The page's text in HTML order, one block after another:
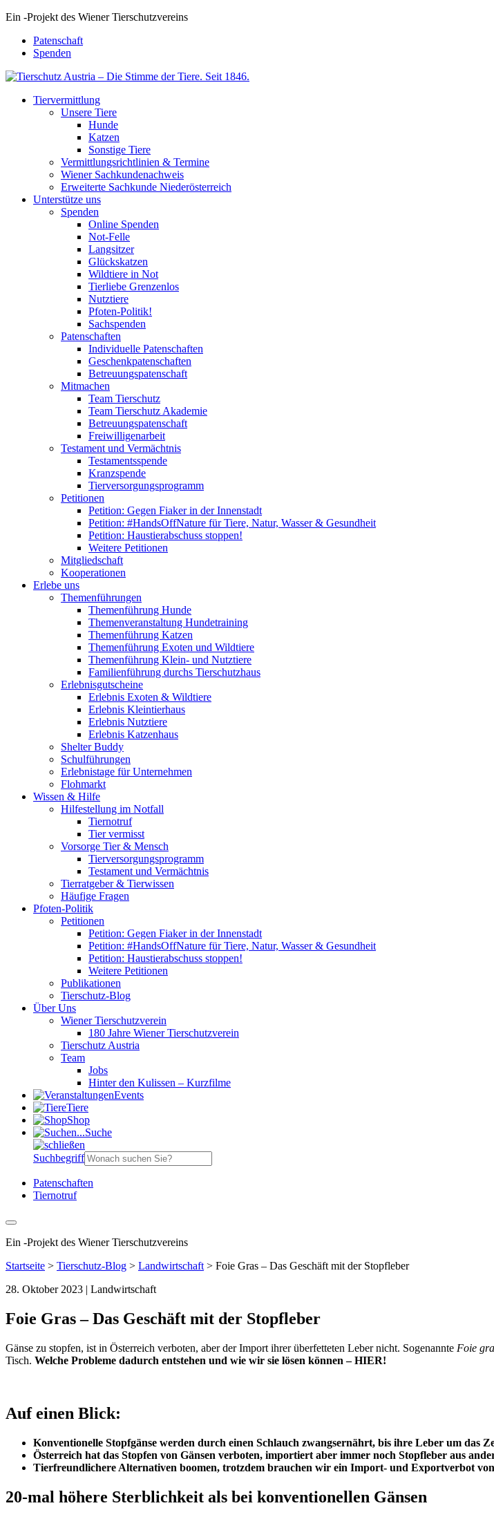
Ein -Projekt des Wiener Tierschutzvereins
Patenschaft
Spenden
Tiervermittlung
Unsere Tiere
Hunde
Katzen
Sonstige Tiere
Vermittlungsrichtlinien & Termine
Wiener Sachkundenachweis
Erweiterte Sachkunde Niederösterreich
Unterstütze uns
Spenden
Online Spenden
Not-Felle
Langsitzer
Glückskatzen
Wildtiere in Not
Tierliebe Grenzenlos
Nutztiere
Pfoten-Politik!
Sachspenden
Patenschaften
Individuelle Patenschaften
Geschenkpatenschaften
Betreuungspatenschaft
Mitmachen
Team Tierschutz
Team Tierschutz Akademie
Betreuungspatenschaft
Freiwilligenarbeit
Testament und Vermächtnis
Testamentsspende
Kranzspende
Tierversorgungsprogramm
Petitionen
Petition: Gegen Fiaker in der Innenstadt
Petition: #HandsOffNature für Tiere, Natur, Wasser & Gesundheit
Petition: Haustierabschuss stoppen!
Weitere Petitionen
Mitgliedschaft
Kooperationen
Erlebe uns
Themenführungen
Themenführung Hunde
Themenveranstaltung Hundetraining
Themenführung Katzen
Themenführung Exoten und Wildtiere
Themenführung Klein- und Nutztiere
Familienführung durchs Tierschutzhaus
Erlebnisgutscheine
Erlebnis Exoten & Wildtiere
Erlebnis Kleintierhaus
Erlebnis Nutztiere
Erlebnis Katzenhaus
Shelter Buddy
Schulführungen
Erlebnistage für Unternehmen
Flohmarkt
Wissen & Hilfe
Hilfestellung im Notfall
Tiernotruf
Tier vermisst
Vorsorge Tier & Mensch
Tierversorgungsprogramm
Testament und Vermächtnis
Tierratgeber & Tierwissen
Häufige Fragen
Pfoten-Politik
Petitionen
Petition: Gegen Fiaker in der Innenstadt
Petition: #HandsOffNature für Tiere, Natur, Wasser & Gesundheit
Petition: Haustierabschuss stoppen!
Weitere Petitionen
Publikationen
Tierschutz-Blog
Über Uns
Wiener Tierschutzverein
180 Jahre Wiener Tierschutzverein
Tierschutz Austria
Team
Jobs
Hinter den Kulissen – Kurzfilme
Events
Tiere
Shop
Suche
Suchbegriff
Patenschaften
Tiernotruf
Ein -Projekt des Wiener Tierschutzvereins
Startseite > Tierschutz-Blog > Landwirtschaft > Foie Gras – Das Geschäft mit der Stopfleber
28. Oktober 2023 | Landwirtschaft
Foie Gras – Das Geschäft mit der Stopfleber
Gänse zu stopfen, ist in Österreich verboten, aber der Import ihrer überfetteten Leber nicht. Sogenannte Foie
Tisch. Welche Probleme dadurch entstehen und wie wir sie lösen können – HIER!
Auf einen Blick:
Konventionelle Stopfgänse werden durch einen Schlauch zwangsernährt, bis ihre Leber um das
Österreich hat das Stopfen von Gänsen verboten, importiert aber immer noch Stopfleber aus
Tierfreundlichere Alternativen boomen, trotzdem brauchen wir ein Import- und Exportverbot
20-mal höhere Sterblichkeit als bei konventionellen Gänsen